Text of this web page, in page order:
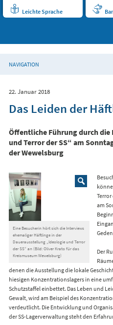
Leichte Sprache
NAVIGATION
22. Januar 2018
Das Leiden der
Öffentliche Führung durch
und Terror der SS“ am
der Wewelsburg
Eine Besucherin hört sich die Interviews
ehemaliger Häftlinge in der
Dauerausstellung „Ideologie und Terror
der SS“ an (Bild: Oliver Krato für das
Kreismuseum Wewelsburg)
am
Der
denen die Ausstellung die lokale
hiesigen Konzentrationslagers in eine
Schutzstaffel einbettet. Das Leben und
Gewalt, wird am Beispiel des
verdeutlicht. Die Entwicklung und
der SS-Lagerverwaltung steht den